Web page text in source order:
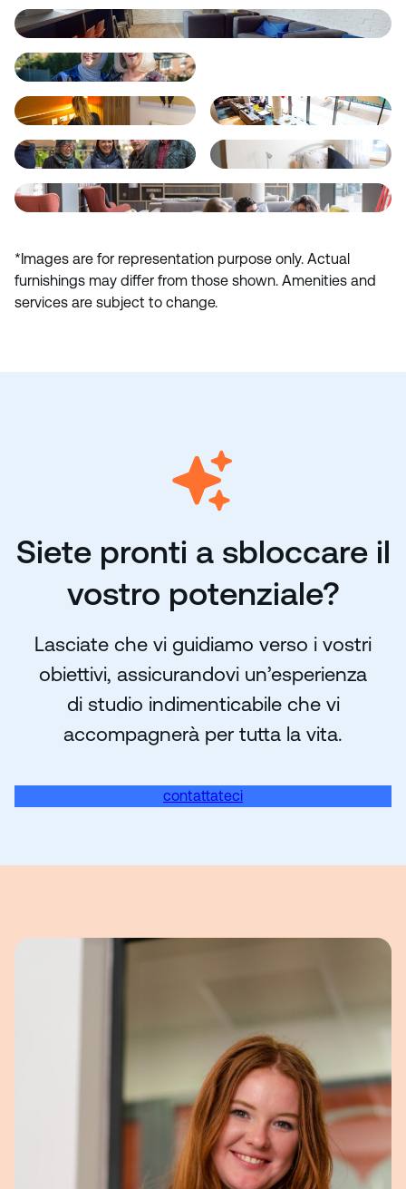
*Images are for representation purpose only. Actual
furnishings may differ from those shown. Amenities and
services are subject to change.
Siete pronti a sbloccare il
vostro potenziale?
Lasciate che vi guidiamo verso i vostri
obiettivi, assicurandovi un’esperienza
di studio indimenticabile che vi
accompagnerà per tutta la vita.
contattateci